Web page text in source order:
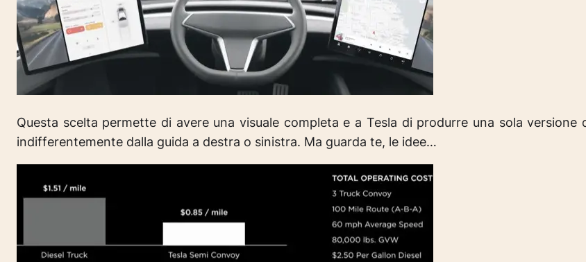
Questa scelta permette di avere una visuale completa e a Tesla di produrre una sola
indifferentemente dalla guida a destra o sinistra. Ma guarda te, le idee…